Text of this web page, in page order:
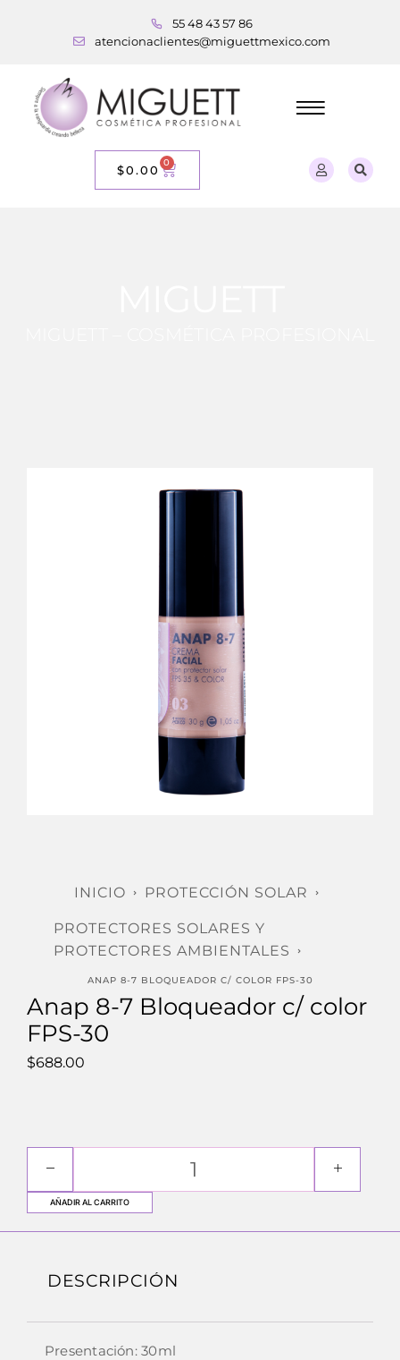
55 48 43 57 86
atencionaclientes@miguettmexico.com
$0.00 0
INICIO PROTECCIÓN SOLAR
PROTECTORES SOLARES Y
PROTECTORES AMBIENTALES
ANAP 8-7 BLOQUEADOR C/ COLOR FPS-30
Anap 8-7 Bloqueador c/ color
FPS-30
$688.00
AÑADIR AL CARRITO
DESCRIPCIÓN
Presentación: 30ml